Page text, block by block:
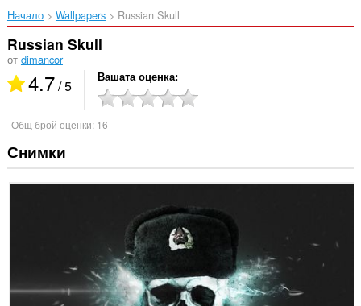
Начало Wallpapers Russian Skull‎
Russian Skull
от dimancor
4.7/ 5 Вашата оценка
Общ брой оценки: 16
Снимки